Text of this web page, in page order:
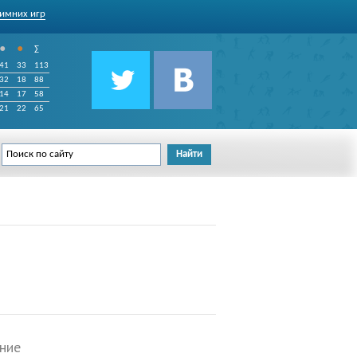
игр
• •
∑
41 33
113
32 18
88
14 17
58
21 22 65